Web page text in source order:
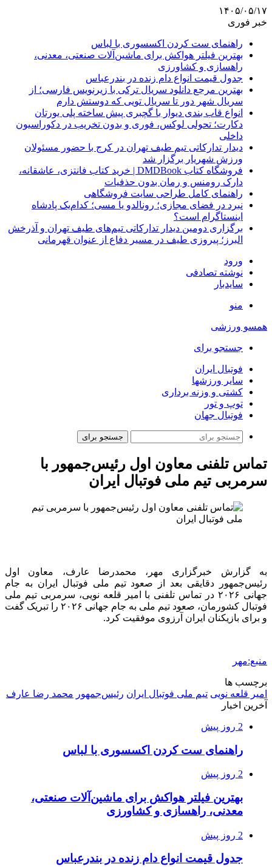
۱۴۰۵/۰۵/۱۷
خبر فوری
راهنمای ست کردن اکسسوری با لباس
بهترین فیلتر هواکش برای ماشین‌آلات صنعتی، معدنی،
راهسازی و کشاورزی
جدول قیمت انواع دام زنده در بندرعباس
بهترین مرجع دانلود سریال ترکی با زیرنویس فارسی؛ از
سریال شهر دور تا سریال تویی که دوستش دارم
انواع قاب بندی دیوار با گچبری پیش ساخته پلی یورتان
دکارت؛ تحولی لوکس، فوری و بدون تخریب در دکوراسیون
داخلی
دیدار تدارکاتی تیم طیف تهران در کرج با حضور مسئولان
ورزش شهریار برگزار شد
فروشگاه کتاب DMDBook | خرید کتاب فانتزی، عاشقانه،
دارک رومنس و رمان بدون حذفیات
راهنمای کامل طراحی سایت فروشگاهی
نبرد در فضای مجازی؛ رونالدو یا مسی؛ کدام‌یک پادشاه
اینستاگرام است؟
برگزاری دومین دیدار تدارکاتی تیم‌های طیف تهران و آذرخش
البرز؛ پیروزی طیف در مسیر دفاع از عنوان قهرمانی
ورود
نوشته تصادفی
سایدبار
منو
همسو ورزشی
جستجو برای
فوتبال ایران
سایر ورزشها
کشتی و وزنه برداری
توپ و تور
فوتبال جهان
جستجو برای
تماس تلفنی معاون اول رئیس‌جمهور با
سرمربی تیم ملی فوتبال ایران
به گزارش خبرگزاری مهر، محمدرضا عارف، معاون اول
رئیس‌جمهور دقایقی بعد از صعود تیم ملی فوتبال ایران به جام
جهانی ۲۰۲۶ در تماس تلفنی با امیر قلعه نویی، سرمربی تیم ملی
فوتبال کشورمان، صعود تیم ملی به جام جهانی ۲۰۲۶ را تبریک گفت
و برای بازیکنان ایران آرزوی موفقیت کرد.
منبع:مهر
برچسب ها
امیر قلعه نویی تیم ملی فوتبال ایران رئیس‌جمهور محمد رضا عارف
آخرین اخبار
2 روز پیش
راهنمای ست کردن اکسسوری با لباس
2 روز پیش
بهترین فیلتر هواکش برای ماشین‌آلات صنعتی،
معدنی، راهسازی و کشاورزی
2 روز پیش
جدول قیمت انواع دام زنده در بندرعباس